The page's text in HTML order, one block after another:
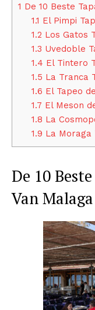
1 De 10 Beste
1.1 El Pimpi
1.2 Los Gatos
1.3 Uvedoble
1.4 El Tintero
1.5 La Tranca
1.6 El Tapeo
1.7 El Meson
1.8 La
1.9 La Moraga
De 10
Van Malaga